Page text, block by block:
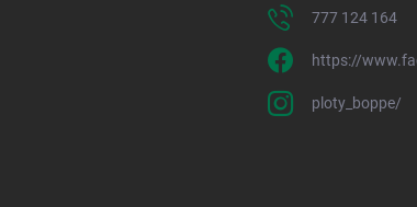
777 124 164
https://
ploty_boppe/